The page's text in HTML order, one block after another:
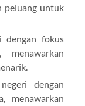
peluang untuk
fokus
dengan
menawarkan